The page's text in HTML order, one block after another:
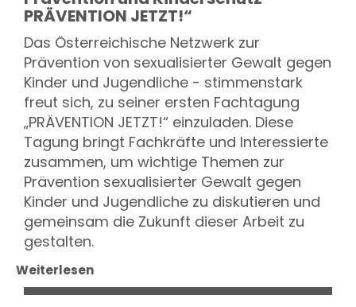
PRÄVENTION JETZT!“
Das Österreichische Netzwerk zur
Prävention von sexualisierter Gewalt gegen
Kinder und Jugendliche - stimmenstark
freut sich, zu seiner ersten Fachtagung
„PRÄVENTION JETZT!“ einzuladen. Diese
Tagung bringt Fachkräfte und Interessierte
zusammen, um wichtige Themen zur
Prävention sexualisierter Gewalt gegen
Kinder und Jugendliche zu diskutieren und
gemeinsam die Zukunft dieser Arbeit zu
gestalten.
Weiterlesen